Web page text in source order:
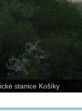
stanice Košíky